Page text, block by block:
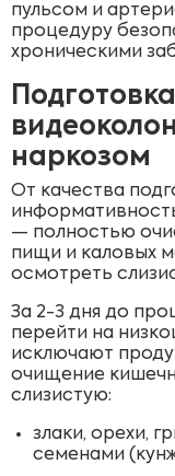
пульсом и
процедуру
хроническими
наркозом
От качества
— полностью
пищи и каловых
осмотреть
За 2-3 дня до
перейти на
исключают
очищение
слизистую:
злаки, орехи,
семенами